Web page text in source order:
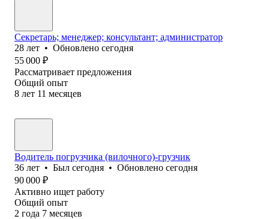
Секретарь; менеджер; консультант; администратор
28 лет • Обновлено сегодня
55 000 ₽
Рассматривает предложения
Общий опыт
8 лет 11 месяцев
Водитель погрузчика (вилочного)-грузчик
36 лет • Был сегодня • Обновлено сегодня
90 000 ₽
Активно ищет работу
Общий опыт
2 года 7 месяцев